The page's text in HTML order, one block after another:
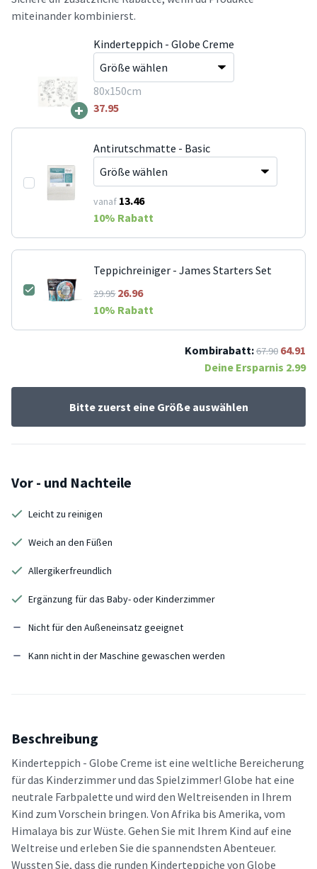
miteinander kombinierst.
+
Kinderteppich - Globe Creme
80x150cm
37.95
Antirutschmatte - Basic
vanaf 13.46
10% Rabatt
Teppichreiniger - James Starters Set
29.9526.96
10% Rabatt
Kombirabatt:67.90 64.91
Deine Ersparnis 2.99
Bitte zuerst eine Größe auswählen
Vor - und Nachteile
Leicht zu reinigen
Weich an den Füßen
Allergikerfreundlich
Ergänzung für das Baby- oder Kinderzimmer
Nicht für den Außeneinsatz geeignet
Kann nicht in der Maschine gewaschen werden
Beschreibung
Kinderteppich - Globe Creme ist eine weltliche Bereicherung
für das Kinderzimmer und das Spielzimmer! Globe hat eine
neutrale Farbpalette und wird den Weltreisenden in Ihrem
Kind zum Vorschein bringen. Von Afrika bis Amerika, vom
Himalaya bis zur Wüste. Gehen Sie mit Ihrem Kind auf eine
Weltreise und erleben Sie die spannendsten Abenteuer.
Wussten Sie, dass die runden Kinderteppiche von Globe